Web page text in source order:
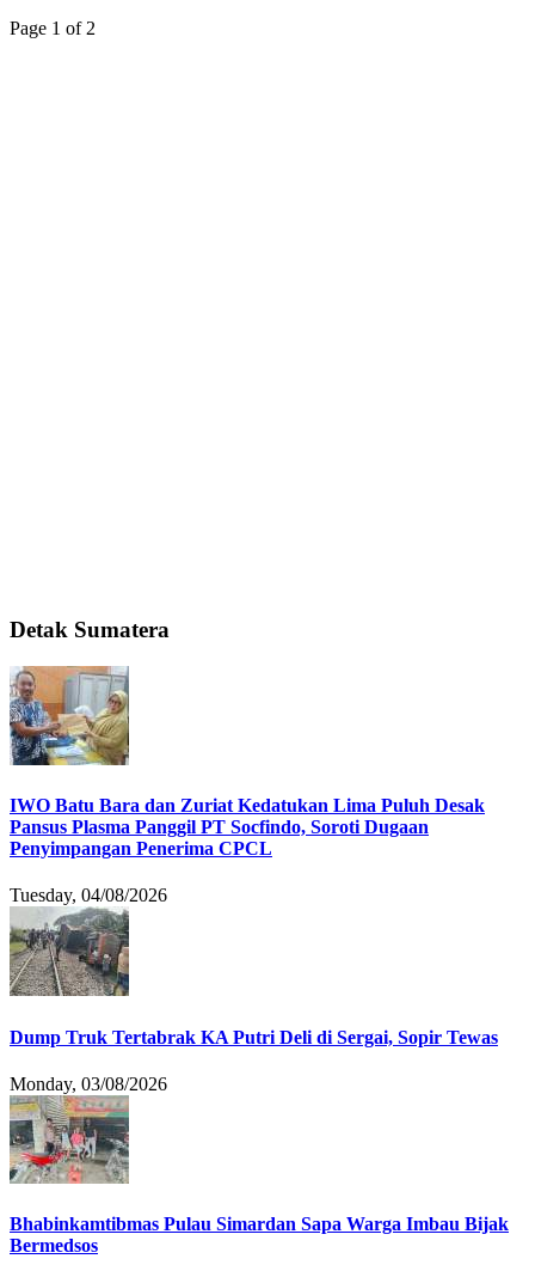
Page 1 of 2
Detak Sumatera
IWO Batu Bara dan Zuriat Kedatukan Lima Puluh Desak
Pansus Plasma Panggil PT Socfindo, Soroti Dugaan
Penyimpangan Penerima CPCL
Tuesday, 04/08/2026
Dump Truk Tertabrak KA Putri Deli di Sergai, Sopir Tewas
Monday, 03/08/2026
Bhabinkamtibmas Pulau Simardan Sapa Warga Imbau Bijak
Bermedsos